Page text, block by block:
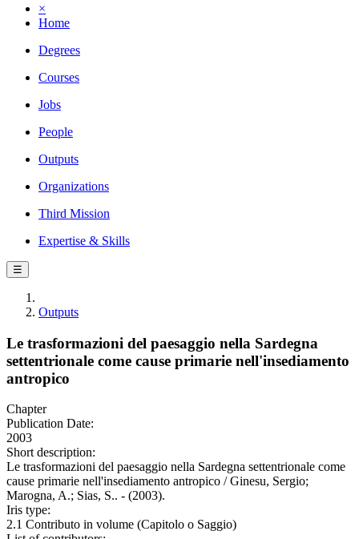
×
Home
Degrees
Courses
Jobs
People
Outputs
Organizations
Third Mission
Expertise & Skills
☰
Outputs
Le trasformazioni del paesaggio nella Sardegna
settentrionale come cause primarie nell'insediamento
antropico
Chapter
Publication Date:
2003
Short description:
Le trasformazioni del paesaggio nella Sardegna settentrionale come
cause primarie nell'insediamento antropico / Ginesu, Sergio;
Marogna, A.; Sias, S.. - (2003).
Iris type:
2.1 Contributo in volume (Capitolo o Saggio)